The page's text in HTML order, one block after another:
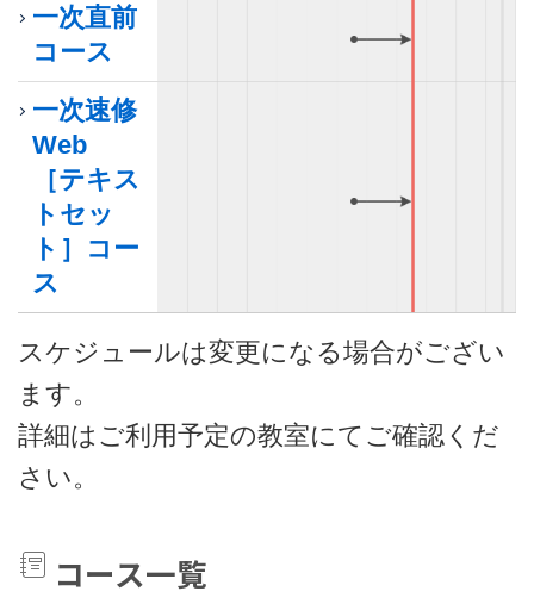
一次直前
コース
7月から
一次速修
Web
［テキス
トセッ
ト］コー
ス
7月から
スケジュールは変更になる場合がござい
ます。
詳細はご利用予定の教室にてご確認くだ
さい。
コース一覧